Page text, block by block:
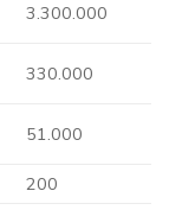
3.300.000
330.000
51.000
200